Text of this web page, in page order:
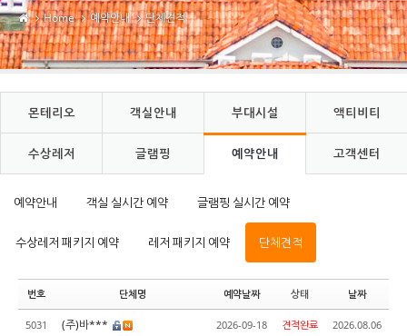
Home 예약안내 단체견적
몬테리오 객실안내 부대시설 액티비티
수상레저 글램핑 예약안내 고객센터
예약안내 객실 실시간 예약 글램핑 실시간 예약
수상레저 패키지 예약 레저 패키지 예약 단체견적
번호 단체명 예약날짜 상태 날짜
5031 (주)바*** 2026-09-18 견적완료 2026.08.06